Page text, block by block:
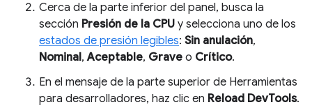
Cerca de la parte inferior del panel, busca la
sección Presión de la CPU y selecciona uno de los
estados de presión legibles: Sin anulación,
Nominal,Aceptable, Grave o Crítico.
En el mensaje de la parte superior de Herramientas
para desarrolladores, haz clic en Reload DevTools.